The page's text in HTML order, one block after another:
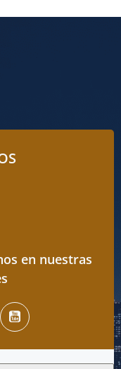
en nuestras